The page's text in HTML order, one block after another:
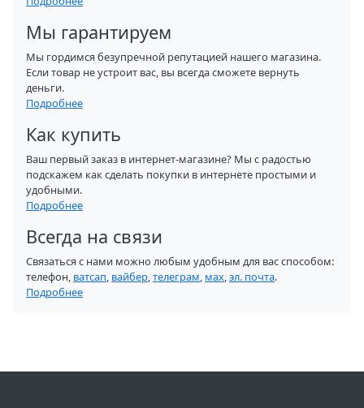
Мы гарантируем
Мы гордимся безупречной репутацией нашего магазина.
Если товар не устроит вас, вы всегда сможете вернуть
деньги.
Подробнее
Как купить
Ваш первый заказ в интернет-магазине? Мы с радостью
подскажем как сделать покупки в интернете простыми и
удобными.
Подробнее
Всегда на связи
Связаться с нами можно любым удобным для вас способом:
телефон, ватсап, вайбер,телеграм, мах,эл. почта.
Подробнее